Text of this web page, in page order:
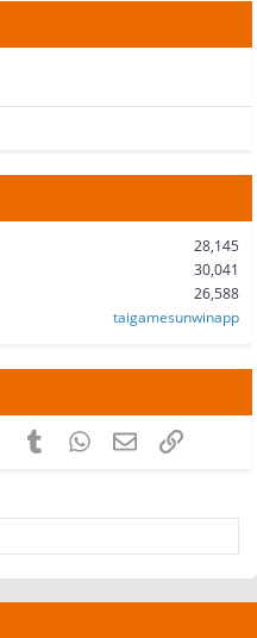
28,145
30,041
26,588
taigamesunwinapp
PinterestTumblrWhatsApp
EmailLink